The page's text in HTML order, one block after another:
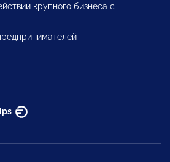
крупного бизнеса с